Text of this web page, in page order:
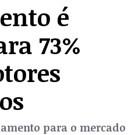
é
73%
para o mercado